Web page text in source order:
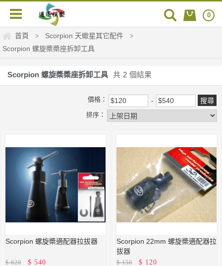
0
首頁 > Scorpion 天蠍星其它配件 >
Scorpion 螺旋槳槳座拆卸工具
Scorpion 螺旋槳槳座拆卸工具 共 2 個結果
價格：
排序：
Scorpion 螺旋槳適配器拉拔器
$620 $ 540
Scorpion 22mm 螺旋槳適配器拉
拔器
$150 $ 120